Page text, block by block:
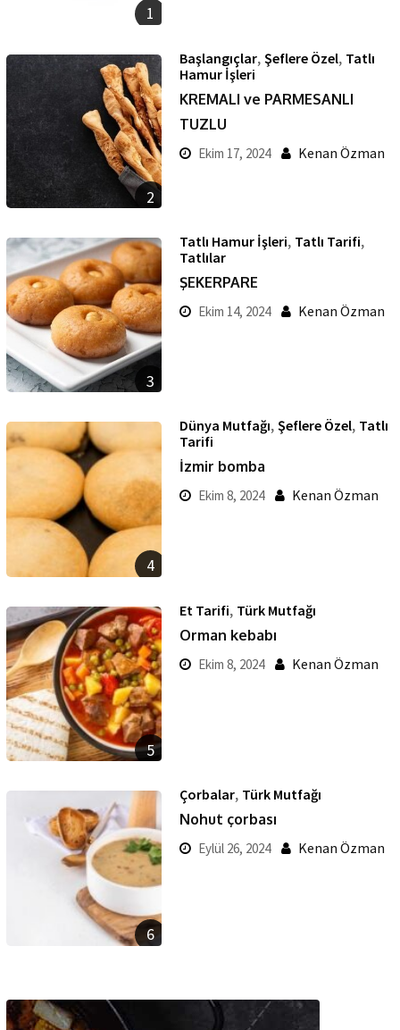
1
2
Başlangıçlar, Şeflere Özel, Tatlı
Hamur İşleri
KREMALI ve PARMESANLI
TUZLU
Ekim 17, 2024 Kenan Özman
3
Tatlı Hamur İşleri, Tatlı Tarifi,
Tatlılar
ŞEKERPARE
Ekim 14, 2024 Kenan Özman
4
Dünya Mutfağı, Şeflere Özel, Tatlı
Tarifi
İzmir bomba
Ekim 8, 2024 Kenan Özman
5
Et Tarifi, Türk Mutfağı
Orman kebabı
Ekim 8, 2024 Kenan Özman
6
Çorbalar, Türk Mutfağı
Nohut çorbası
Eylül 26, 2024 Kenan Özman